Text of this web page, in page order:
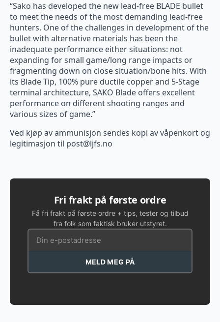
“Sako has developed the new lead-free BLADE bullet
to meet the needs of the most demanding lead-free
hunters. One of the challenges in development of the
bullet with alternative materials has been the
inadequate performance either situations: not
expanding for small game/long range impacts or
fragmenting down on close situation/bone hits. With
its Blade Tip, 100% pure ductile copper and 5-Stage
terminal architecture, SAKO Blade offers excellent
performance on different shooting ranges and
various sizes of game.”
Ved kjøp av ammunisjon sendes kopi av våpenkort og
legitimasjon til post@ljfs.no
Fri frakt på første ordre
Få fri frakt på første ordre + tips, tester og tilbud
fra folk som faktisk bruker utstyret.
MELD MEG PÅ